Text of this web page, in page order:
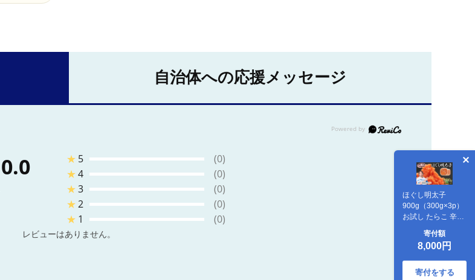
ほぐし明太子
900g（300g×3p）
お試し たらこ 辛子
寄付額
8,000円
寄付をする
自治体への応援メッセージ
0.0 ★ 5
(0)
★4
(0)
★3
(0)
★2
(0)
★ 1 (0)
レビューはありません。